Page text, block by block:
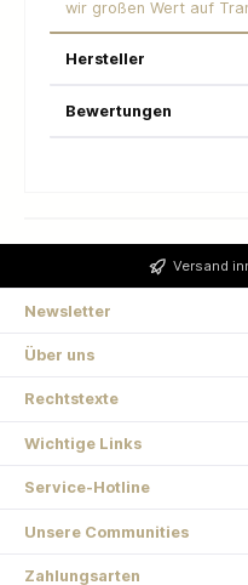
wir großen Wert auf
Hersteller
Bewertungen
Versand
Newsletter
Über uns
Rechtstexte
Wichtige Links
Service-Hotline
Unsere Communities
Zahlungsarten